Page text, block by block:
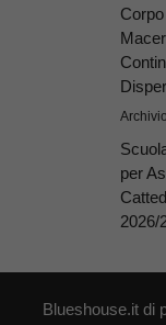
Archivio
per
2026/
Blueshouse.it di